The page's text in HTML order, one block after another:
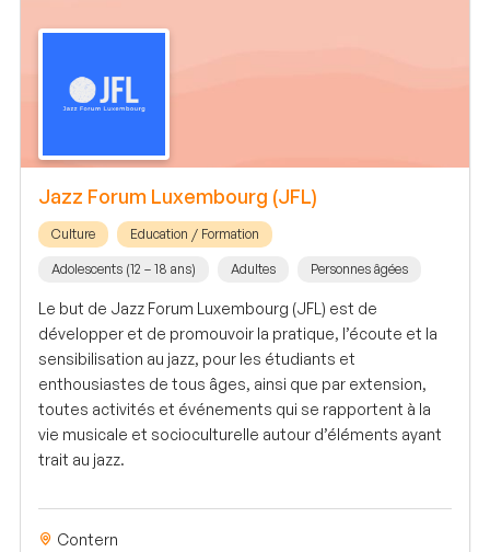
Jazz Forum Luxembourg (JFL)
Culture Education / Formation
Adolescents (12 – 18 ans) Adultes Personnes âgées
Le but de Jazz Forum Luxembourg (JFL) est de
développer et de promouvoir la pratique, l’écoute et la
sensibilisation au jazz, pour les étudiants et
enthousiastes de tous âges, ainsi que par extension,
toutes activités et événements qui se rapportent à la
vie musicale et socioculturelle autour d’éléments ayant
trait au jazz.
Contern